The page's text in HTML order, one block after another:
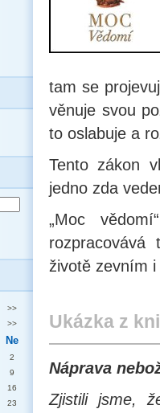
>>
>>
Ne
2
9
16
23
tam se
věnuje svou
to oslabuje a
Tento zákon
jedno zda
„Moc
životě zevním
Ukázka z
Náprava
Zjistili jsme,